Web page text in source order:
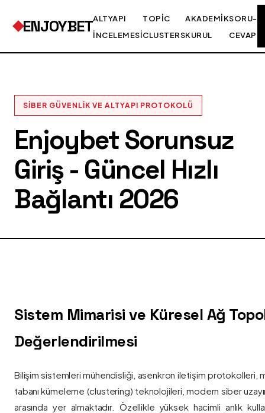
ENJOYBETALTYAPI
İNCELEMESI
TOPIC
CLUSTERS
AKADEMIK
KURUL
SORU-
CEVAP
SIBER GÜVENLIK VE ALTYAPI PROTOKOLÜ
Enjoybet Sorunsuz
Giriş - Güncel Hızlı
Bağlantı 2026
Sistem Mimarisi ve Küresel Ağ
Değerlendirilmesi
Bilişim sistemleri mühendisliği, asenkron iletişim protokolleri,
tabanı kümeleme (clustering) teknolojileri, modern siber
arasında yer almaktadır. Özellikle yüksek hacimli anlık